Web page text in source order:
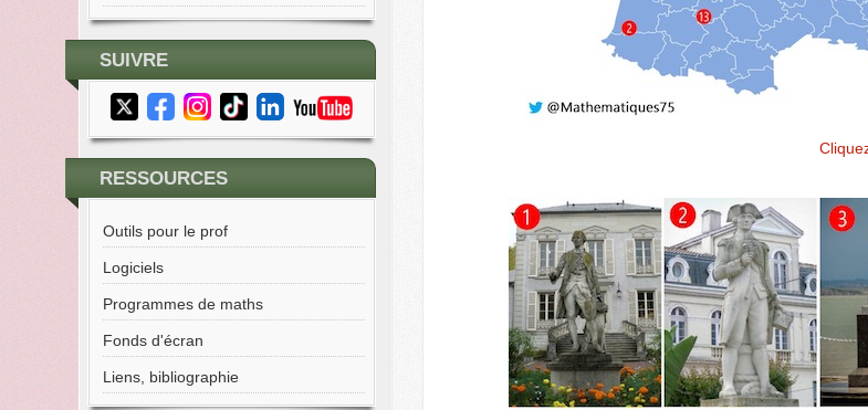
SUIVRE
RESSOURCES
Outils pour le prof
Logiciels
Programmes de maths
Fonds d'écran
Liens, bibliographie